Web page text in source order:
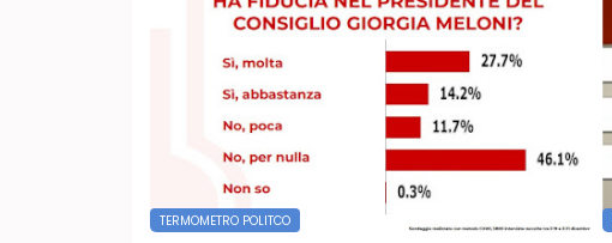
TERMOMETRO POLITCO